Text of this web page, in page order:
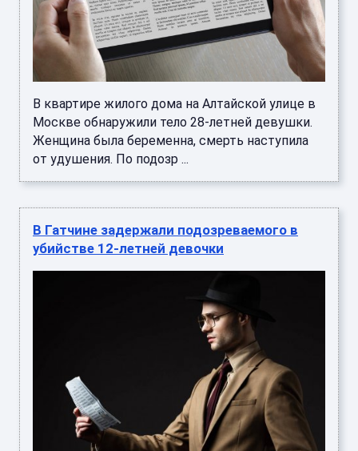
В квартире жилого дома на Алтайской улице в
Москве обнаружили тело 28-летней девушки.
Женщина была беременна, смерть наступила
от удушения. По подозр ...
В Гатчине задержали подозреваемого в
убийстве 12-летней девочки